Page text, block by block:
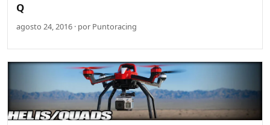
Q
agosto 24, 2016 · por Puntoracing